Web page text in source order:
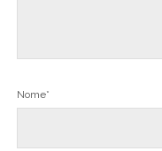
Nome*